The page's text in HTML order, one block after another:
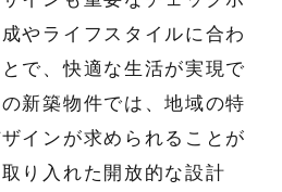
やライフスタイルに合わ
で、快適な生活が実現で
新築物件では、地域の特
インが求められることが
り入れた開放的な設計